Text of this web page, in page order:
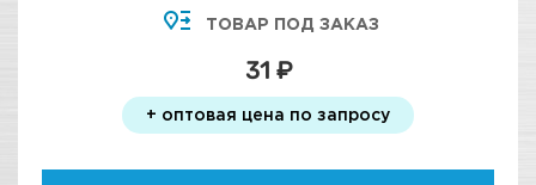
ТОВАР ПОД ЗАКАЗ
31 ₽
+ оптовая цена по запросу